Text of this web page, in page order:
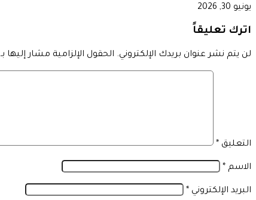
يونيو 30, 2026
اترك تعليقاً
لن يتم نشر عنوان بريدك الإلكتروني. الحقول الإلزامية مشار إليها بـ
التعليق *
الاسم *
البريد الإلكتروني *